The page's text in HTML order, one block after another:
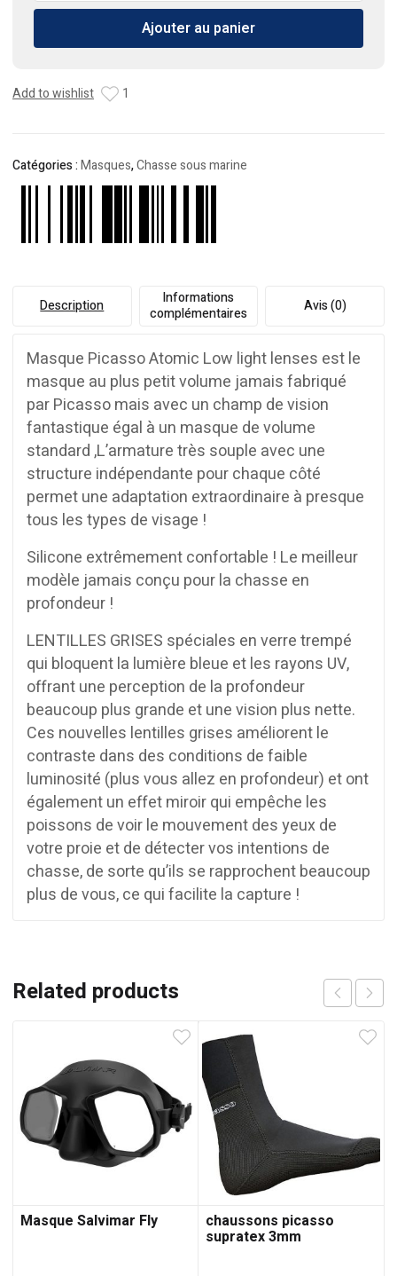
Masque
Atomic
verres
Marine
Ajouter au panier
Add to wishlist 1
Catégories :Masques,Chasse sous marine
Description
Informations
complémentaires
Avis (0)
Masque Picasso Atomic Low light lenses est le
masque au plus petit volume jamais fabriqué
par Picasso mais avec un champ de vision
fantastique égal à un masque de volume
standard ,L’armature très souple avec une
structure indépendante pour chaque côté
permet une adaptation extraordinaire à presque
tous les types de visage !
Silicone extrêmement confortable ! Le meilleur
modèle jamais conçu pour la chasse en
profondeur !
LENTILLES GRISES spéciales en verre trempé
qui bloquent la lumière bleue et les rayons UV,
offrant une perception de la profondeur
beaucoup plus grande et une vision plus nette.
Ces nouvelles lentilles grises améliorent le
contraste dans des conditions de faible
luminosité (plus vous allez en profondeur) et ont
également un effet miroir qui empêche les
poissons de voir le mouvement des yeux de
votre proie et de détecter vos intentions de
chasse, de sorte qu’ils se rapprochent beaucoup
plus de vous, ce qui facilite la capture !
Related products
Masque Salvimar Fly chaussons picasso
supratex 3mm